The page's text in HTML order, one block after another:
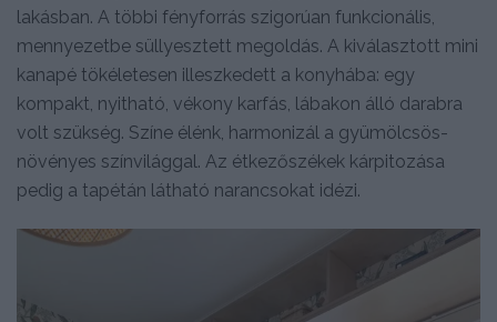
lakásban. A többi fényforrás szigorúan funkcionális,
mennyezetbe süllyesztett megoldás. A kiválasztott mini
kanapé tökéletesen illeszkedett a konyhába: egy
kompakt, nyitható, vékony karfás, lábakon álló darabra
volt szükség. Színe élénk, harmonizál a gyümölcsös-
növényes színvilággal. Az étkezőszékek kárpitozása
pedig a tapétán látható narancsokat idézi.